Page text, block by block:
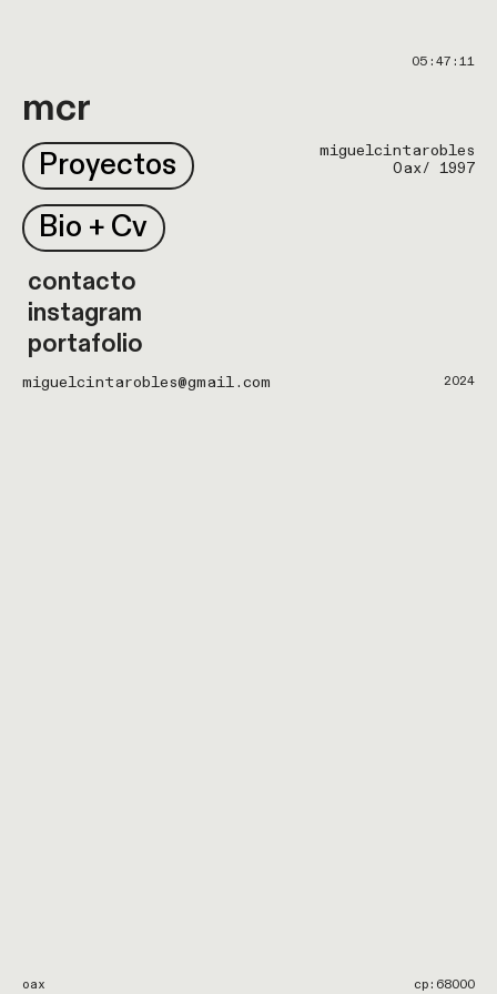
mcr
Proyectos
Bio + Cv
miguelcintarobles
Oax/ 1997
contacto
instagram
portafolio
miguelcintarobles@gmail.com 2024
oax cp:68000